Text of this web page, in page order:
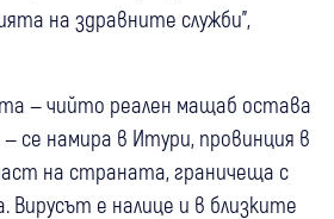
на здравните служби",
— чийто реален мащаб остава
се намира в Итури, провинция в
на страната, граничеща с
Вирусът е налице и в близките